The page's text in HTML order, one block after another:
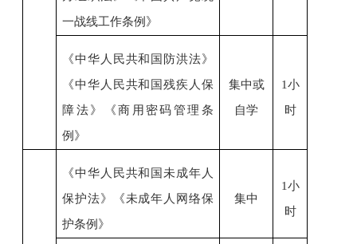
一战线工作条例》
《中华人民共和国防洪法》
《中华人民共和国残疾人保
障法》《商用密码管理条
例》
集中或
自学
1小
时
《中华人民共和国未成年人
保护法》《未成年人网络保
护条例》
集中
1小
时